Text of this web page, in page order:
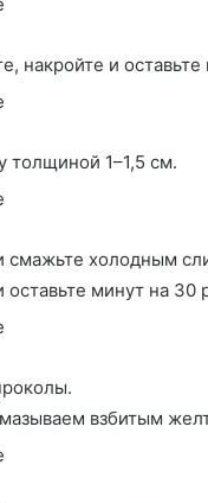
накройте и
толщиной 1–1,5 см.
смажьте холодным
минут на 30
взбитым